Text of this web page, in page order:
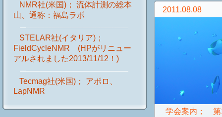
NMR社(米国)； 流体計測の総本
山、通称：福島ラボ
STELAR社(イタリア)；
FieldCycleNMR (HPがリニュー
アルされました2013/11/12！)
Tecmag社(米国)； アポロ、
LapNMR
2011.08.08
学会案内； 第